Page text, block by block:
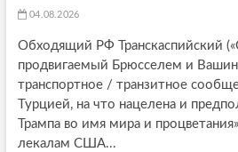
04.08.2026
Обходящий РФ Транскаспийский
продвигаемый Брюсселем и
транспортное / транзитное
Турцией, на что нацелена и
Трампа во имя мира и
лекалам США...